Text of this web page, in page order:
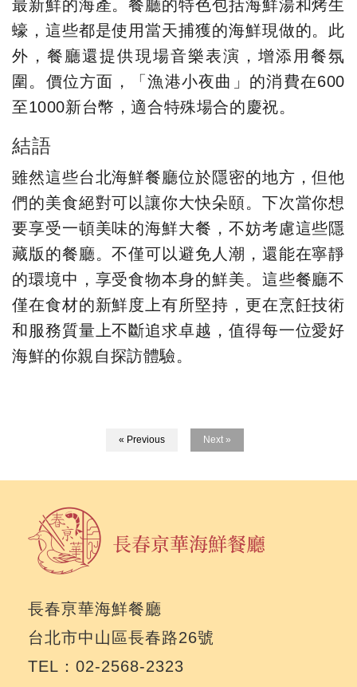
最新鮮的海產。餐廳的特色包括海鮮湯和烤生
蠔，這些都是使用當天捕獲的海鮮現做的。此
外，餐廳還提供現場音樂表演，增添用餐氛
圍。價位方面，「漁港小夜曲」的消費在600
至1000新台幣，適合特殊場合的慶祝。
結語
雖然這些台北海鮮餐廳位於隱密的地方，但他
們的美食絕對可以讓你大快朵頤。下次當你想
要享受一頓美味的海鮮大餐，不妨考慮這些隱
藏版的餐廳。不僅可以避免人潮，還能在寧靜
的環境中，享受食物本身的鮮美。這些餐廳不
僅在食材的新鮮度上有所堅持，更在烹飪技術
和服務質量上不斷追求卓越，值得每一位愛好
海鮮的你親自探訪體驗。
« Previous Next »
長春亰華海鮮餐廳
台北市中山區長春路26號
TEL：02-2568-2323